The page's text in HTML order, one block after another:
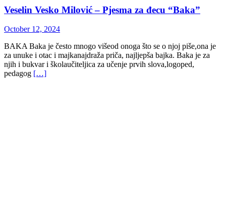
Veselin Vesko Milović – Pjesma za đecu “Baka”
October 12, 2024
BAKA Baka je često mnogo višeod onoga što se o njoj piše,ona je
za unuke i otac i majkanajdraža priča, najljepša bajka. Baka je za
njih i bukvar i školaučiteljica za učenje prvih slova,logoped,
pedagog […]